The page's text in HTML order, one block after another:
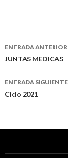
Navegación
de
entradas
ENTRADA ANTERIOR
JUNTAS MEDICAS
ENTRADA SIGUIENTE
Ciclo 2021